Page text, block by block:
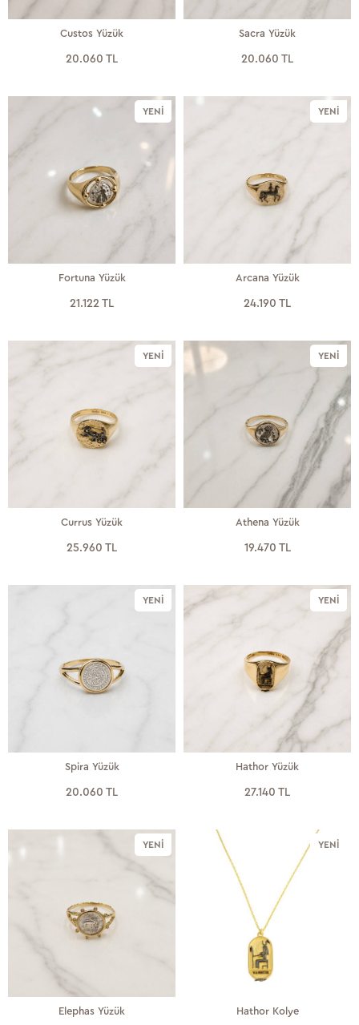
Custos Yüzük
20.060 TL
Sacra Yüzük
20.060 TL
YENI
Fortuna Yüzük
21.122 TL
YENI
Arcana Yüzük
24.190 TL
YENI
Currus Yüzük
25.960 TL
YENI
Athena Yüzük
19.470 TL
YENI
Spira Yüzük
20.060 TL
YENI
Hathor Yüzük
27.140 TL
YENI
Elephas Yüzük
YENI
Hathor Kolye